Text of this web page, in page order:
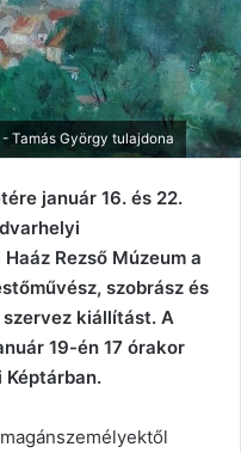
Tamás György tulajdona
január 16. és 22.
Rezső Múzeum a
szobrász és
kiállítást. A
19-én 17 órakor
Képtárban.